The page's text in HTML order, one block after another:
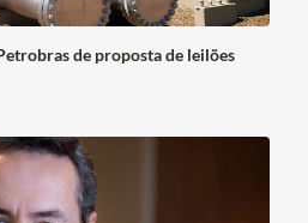
de proposta de leilões